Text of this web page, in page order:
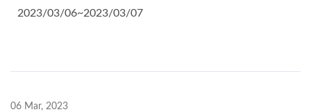
2023/03/06~2023/03/07
06 Mar, 2023